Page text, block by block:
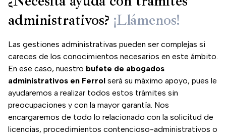
administrativos? ¡Llámenos!
Las gestiones administrativas pueden ser complejas si
careces de los conocimientos necesarios en este ámbito.
En ese caso, nuestro bufete de abogados
administrativos en Ferrol será su máximo apoyo, pues le
ayudaremos a realizar todos estos trámites sin
preocupaciones y con la mayor garantía. Nos
encargaremos de todo lo relacionado con la solicitud de
licencias, procedimientos contencioso-administrativos o